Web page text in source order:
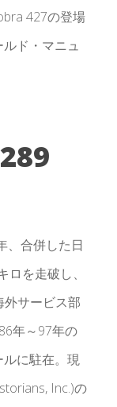
427の登場
ド・マニュ
289
、合併した日
を走破し、
サービス部
年～97年の
に駐在。現
Inc.)の